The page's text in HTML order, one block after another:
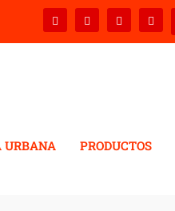
URBANA PRODUCTOS